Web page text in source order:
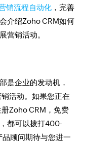
销流程自动化 ，完善
介绍Zoho CRM如何
营销活动。
是企业的发动机，
销活动。如果您正在
册Zoho CRM，免费
都可以拨打400-
顾问期待与您进一